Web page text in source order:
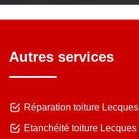
Autres services
Réparation toiture Lecques
Etanchéité toiture Lecques